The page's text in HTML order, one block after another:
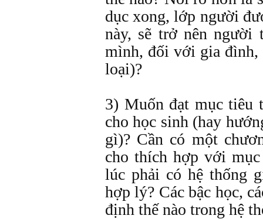
dục xong, lớp người
này, sẽ trở nên người
mình, đối với gia đình,
loại)?
3) Muốn đạt mục tiêu
cho học sinh (hay
gì)? Cần có một
cho thích hợp với
lúc phải có hệ thống
hợp lý? Các bậc học,
định thế nào trong hệ